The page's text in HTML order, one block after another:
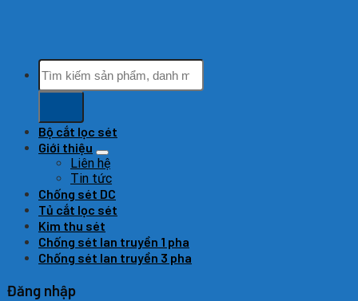
Tìm
kiếm:
Bộ cắt lọc sét
Giới thiệu
Liên hệ
Tin tức
Chống sét DC
Tủ cắt lọc sét
Kim thu sét
Chống sét lan truyền 1 pha
Chống sét lan truyền 3 pha
Đăng nhập